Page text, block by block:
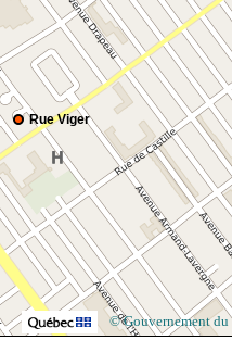
Rue Viger
© Gouvernement du